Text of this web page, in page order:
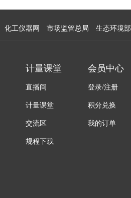
化工仪器网 市场监管总局 生态环境部
计量课堂
直播间
计量课堂
交流区
规程下载
会员中心
登录/注册
积分兑换
我的订单